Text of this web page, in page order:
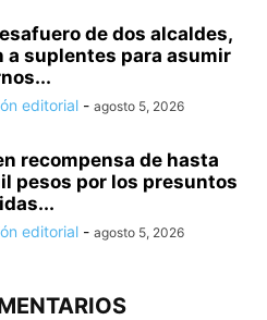
de dos alcaldes,
a suplentes para asumir
editorial - agosto 5, 2026
recompensa de hasta
pesos por los presuntos
editorial - agosto 5, 2026